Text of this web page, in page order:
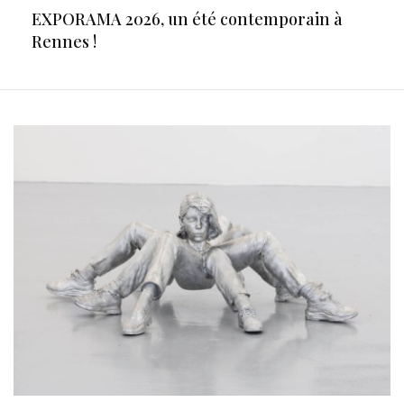
EXPORAMA 2026, un été contemporain à
Rennes !